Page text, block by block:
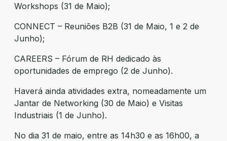
Workshops (31 de Maio);
CONNECT – Reuniões B2B (31 de Maio, 1 e 2 de
Junho);
CAREERS – Fórum de RH dedicado às
oportunidades de emprego (2 de Junho).
Haverá ainda atividades extra, nomeadamente um
Jantar de Networking (30 de Maio) e Visitas
Industriais (1 de Junho).
No dia 31 de maio, entre as 14h30 e as 16h00, a